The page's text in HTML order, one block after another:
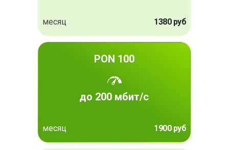
PON 100
до 200 мбит/с
месяц 1900 руб
месяц 1380 руб